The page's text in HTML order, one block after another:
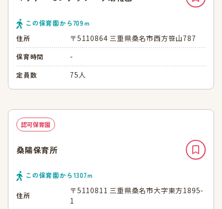
この保育園から709ｍ
住所
〒5110864 三重県桑名市西方笹山787
保育時間 -
定員数 75人
認可保育園
桑陽保育所
この保育園から1307ｍ
住所
〒5110811 三重県桑名市大字東方1895-
1